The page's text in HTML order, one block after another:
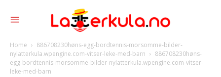
Home
886708230høns-egg-bordtennis-morsomme-bilder-
nylatterkula.wpengine.com-vitser-leke-med-barn
886708230høns-
egg-bordtennis-morsomme-bilder-nylatterkula.wpengine.com-vitser-
leke-med-barn